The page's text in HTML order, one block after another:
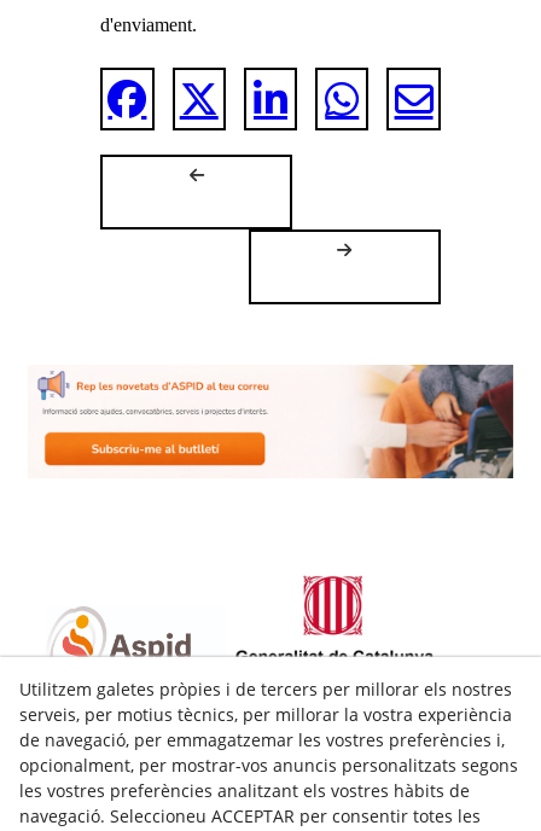
d'enviament.
C/Bobalà. Baixos (Xamfrà amb c/Princep de Viana 34)
25008
Lleida(Lleida ) Espanya
973228980
aspid@aspid.cat
Utilitzem galetes pròpies i de tercers per millorar els nostres
serveis, per motius tècnics, per millorar la vostra experiència
de navegació, per emmagatzemar les vostres preferències i,
opcionalment, per mostrar-vos anuncis personalitzats segons
les vostres preferències analitzant els vostres hàbits de
navegació. Seleccioneu ACCEPTAR per consentir totes les